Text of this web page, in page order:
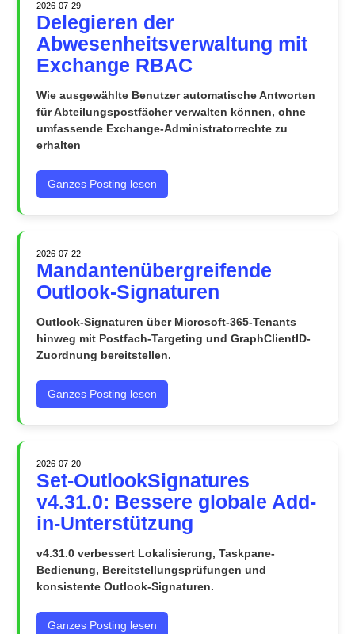
2026-07-29
Delegieren der
Abwesenheitsverwaltung mit
Exchange RBAC
Wie ausgewählte Benutzer automatische Antworten
für Abteilungspostfächer verwalten können, ohne
umfassende Exchange-Administratorrechte zu
erhalten
Ganzes Posting lesen
2026-07-22
Mandantenübergreifende
Outlook-Signaturen
Outlook-Signaturen über Microsoft-365-Tenants
hinweg mit Postfach-Targeting und GraphClientID-
Zuordnung bereitstellen.
Ganzes Posting lesen
2026-07-20
Set-OutlookSignatures
v4.31.0: Bessere globale Add-
in-Unterstützung
v4.31.0 verbessert Lokalisierung, Taskpane-
Bedienung, Bereitstellungsprüfungen und
konsistente Outlook-Signaturen.
Ganzes Posting lesen